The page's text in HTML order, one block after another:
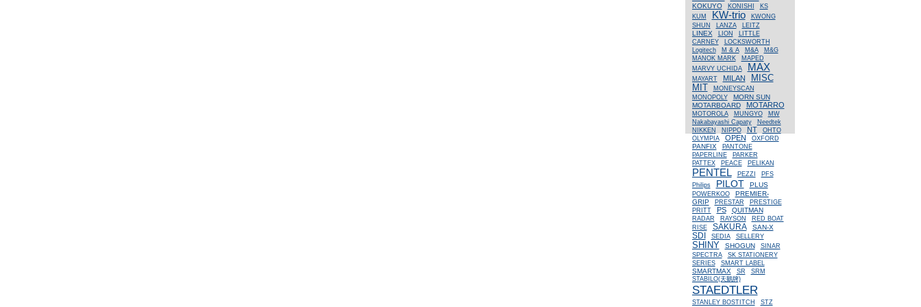
KOKUYO KONISHI
KS
KUM
KW-trio
KWONG
SHUN
LANZA LEITZ
LINEX LION
LITTLE
CARNEY
LOCKSWORTH
Logitech
M & A M&A
M&G
MANOK MARK
MAPED
MARVY UCHIDA
MAX
MAYART MILAN MISC
MIT
MONEYSCAN
MONOPOLY
MORN SUN
MOTARBOARD
MOTARRO
MOTOROLA MUNGYO
MW
Nakabayashi Capaty
Needtek
NIKKEN
NIPPO NT
OHTO
OLYMPIA
OPEN OXFORD
PANFIX
PANTONE
PAPERLINE
PARKER
PATTEX
PEACE PELIKAN
PENTEL PEZZI
PFS
Philips
PILOT PLUS
POWERKOO
PREMIER-
GRIP
PRESTAR
PRESTIGE
PRITT
PS QUITMAN
RADAR RAYSON
RED BOAT
RISE
SAKURA SAN-X
SDI SEDIA SELLERY
SHINY SHOGUN
SINAR
SPECTRA
SK STATIONERY
SERIES
SMART LABEL
SMARTMAX SR
SRM
STABILO(天鵝牌)
STAEDTLER
STANLEY BOSTITCH STZ